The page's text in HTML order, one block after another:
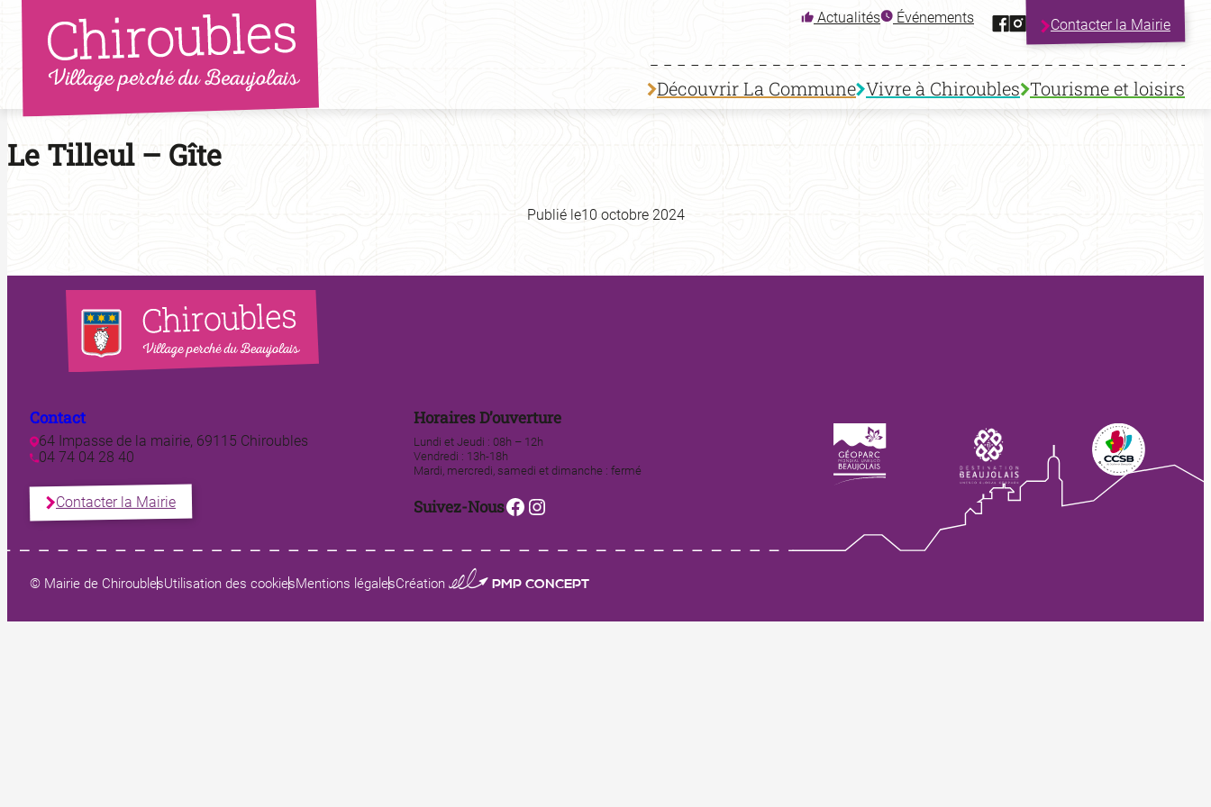
Aller
au
contenu
Actualités Événements Facebook
Instagram
Contacter la Mairie
Découvrir La Commune Vivre à Chiroubles Tourisme et loisirs
Le Tilleul – Gîte
Publié le10 octobre 2024
Contact
64 Impasse de la mairie, 69115 Chiroubles
04 74 04 28 40
Contacter la Mairie
Horaires D’ouverture
Lundi et Jeudi : 08h – 12h
Vendredi : 13h-18h
Mardi, mercredi, samedi et dimanche : fermé
Suivez-NousFacebook
Instagram
© Mairie de ChiroublesUtilisation des cookiesMentions légalesCréation 0123 PMP CONCEPT